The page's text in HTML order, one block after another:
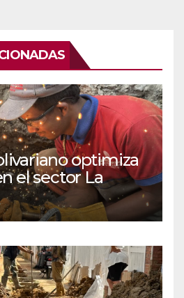
optimiza
el sector La